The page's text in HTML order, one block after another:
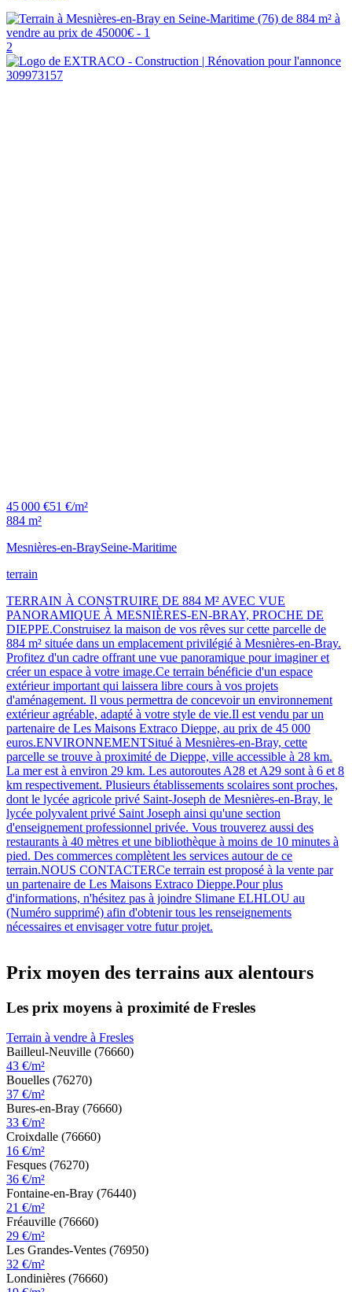
2
45 000 €51 €/m²
884 m²
Mesnières-en-BraySeine-Maritime
terrain
TERRAIN À CONSTRUIRE DE 884 M² AVEC VUE
PANORAMIQUE À MESNIÈRES-EN-BRAY, PROCHE DE
DIEPPE.Construisez la maison de vos rêves sur cette parcelle de
884 m² située dans un emplacement privilégié à Mesnières-en-Bray.
Profitez d'un cadre offrant une vue panoramique pour imaginer et
créer un espace à votre image.Ce terrain bénéficie d'un espace
extérieur important qui laissera libre cours à vos projets
d'aménagement. Il vous permettra de concevoir un environnement
extérieur agréable, adapté à votre style de vie.Il est vendu par un
partenaire de Les Maisons Extraco Dieppe, au prix de 45 000
euros.ENVIRONNEMENTSitué à Mesnières-en-Bray, cette
parcelle se trouve à proximité de Dieppe, ville accessible à 28 km.
La mer est à environ 29 km. Les autoroutes A28 et A29 sont à 6 et 8
km respectivement. Plusieurs établissements scolaires sont proches,
dont le lycée agricole privé Saint-Joseph de Mesnières-en-Bray, le
lycée polyvalent privé Saint Joseph ainsi qu'une section
d'enseignement professionnel privée. Vous trouverez aussi des
restaurants à 40 mètres et une bibliothèque à moins de 10 minutes à
pied. Des commerces complètent les services autour de ce
terrain.NOUS CONTACTERCe terrain est proposé à la vente par
un partenaire de Les Maisons Extraco Dieppe.Pour plus
d'informations, n'hésitez pas à joindre Slimane ELHLOU au
(Numéro supprimé) afin d'obtenir tous les renseignements
nécessaires et envisager votre futur projet.
Prix moyen des terrains aux alentours
Les prix moyens à proximité de Fresles
Terrain à vendre à Fresles
Bailleul-Neuville (76660)
43 €/m²
Bouelles (76270)
37 €/m²
Bures-en-Bray (76660)
33 €/m²
Croixdalle (76660)
16 €/m²
Fesques (76270)
36 €/m²
Fontaine-en-Bray (76440)
21 €/m²
Fréauville (76660)
29 €/m²
Les Grandes-Ventes (76950)
32 €/m²
Londinières (76660)